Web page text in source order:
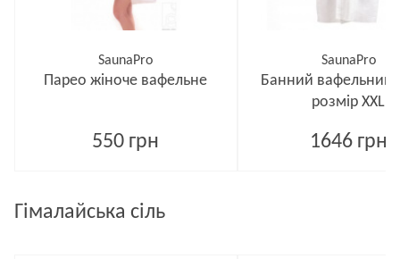
SaunaPro
Парео жіноче вафельне
550 грн
SaunaPro
Банний вафельний
розмір XXL
1646 грн
Гімалайська сіль